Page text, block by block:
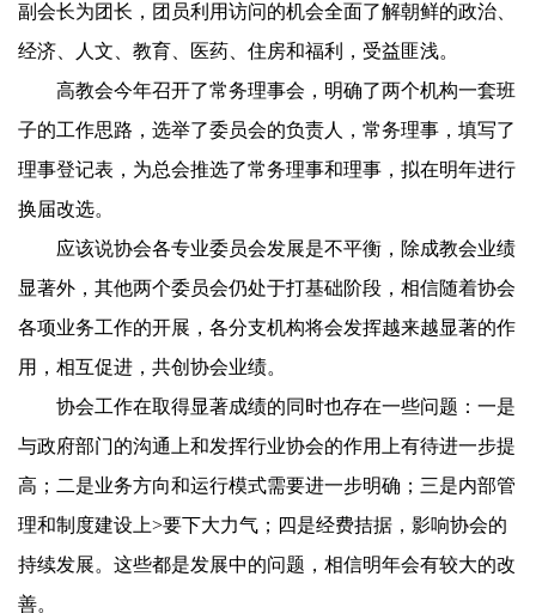
副会长为团长，团员利用访问的机会全面了解朝鲜的政治、
经济、人文、教育、医药、住房和福利，受益匪浅。
高教会今年召开了常务理事会，明确了两个机构一套班
子的工作思路，选举了委员会的负责人，常务理事，填写了
理事登记表，为总会推选了常务理事和理事，拟在明年进行
换届改选。
应该说协会各专业委员会发展是不平衡，除成教会业绩
显著外，其他两个委员会仍处于打基础阶段，相信随着协会
各项业务工作的开展，各分支机构将会发挥越来越显著的作
用，相互促进，共创协会业绩。
协会工作在取得显著成绩的同时也存在一些问题：一是
与政府部门的沟通上和发挥行业协会的作用上有待进一步提
高；二是业务方向和运行模式需要进一步明确；三是内部管
理和制度建设上>要下大力气；四是经费拮据，影响协会的
持续发展。这些都是发展中的问题，相信明年会有较大的改
善。